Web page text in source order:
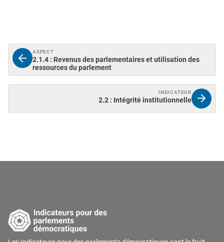
ASPECT
2.1.4 : Revenus des parlementaires et utilisation des
ressources du parlement
INDICATEUR
2.2 : Intégrité institutionnelle